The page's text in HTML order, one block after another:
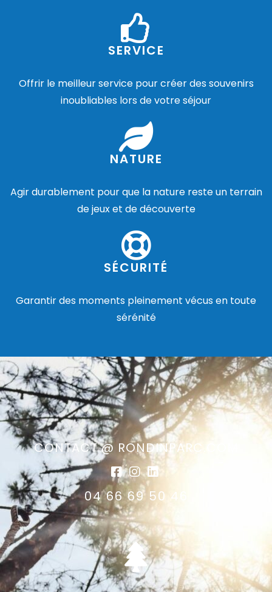
SERVICE
Offrir le meilleur service pour créer des souvenirs
inoubliables lors de votre séjour
NATURE
Agir durablement pour que la nature reste un terrain
de jeux et de découverte
SÉCURITÉ
Garantir des moments pleinement vécus en toute
sérénité
CONTACT @ RONDINPARC.COM
04 66 69 50 46